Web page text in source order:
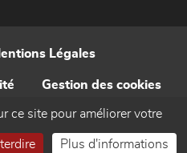
Légales
Gestion des cookies
ce site pour améliorer votre
Plus d'informations